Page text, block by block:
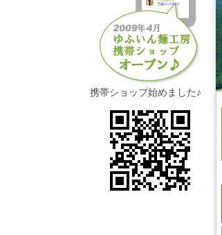
携帯ショップ始めました♪